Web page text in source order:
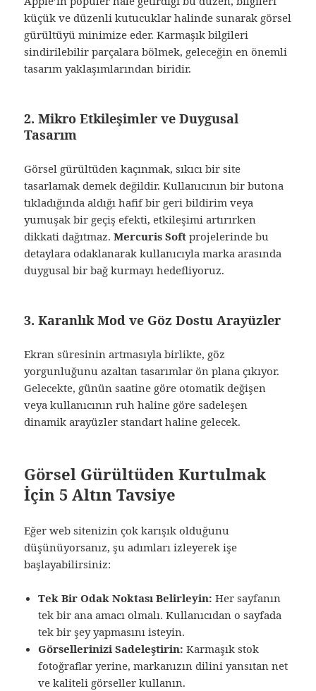
küçük ve düzenli kutucuklar halinde sunarak görsel
gürültüyü minimize eder. Karmaşık bilgileri
sindirilebilir parçalara bölmek, geleceğin en önemli
tasarım yaklaşımlarından biridir.
2. Mikro Etkileşimler ve Duygusal
Tasarım
Görsel gürültüden kaçınmak, sıkıcı bir site
tasarlamak demek değildir. Kullanıcının bir butona
tıkladığında aldığı hafif bir geri bildirim veya
yumuşak bir geçiş efekti, etkileşimi artırırken
dikkati dağıtmaz.Mercuris Soft projelerinde bu
detaylara odaklanarak kullanıcıyla marka arasında
duygusal bir bağ kurmayı hedefliyoruz.
3. Karanlık Mod ve Göz Dostu Arayüzler
Ekran süresinin artmasıyla birlikte, göz
yorgunluğunu azaltan tasarımlar ön plana çıkıyor.
Gelecekte, günün saatine göre otomatik değişen
veya kullanıcının ruh haline göre sadeleşen
dinamik arayüzler standart haline gelecek.
Görsel Gürültüden Kurtulmak
İçin 5 Altın Tavsiye
Eğer web sitenizin çok karışık olduğunu
düşünüyorsanız, şu adımları izleyerek işe
başlayabilirsiniz:
Tek Bir Odak Noktası Belirleyin: Her sayfanın
tek bir ana amacı olmalı. Kullanıcıdan o sayfada
tek bir şey yapmasını isteyin.
Görsellerinizi Sadeleştirin: Karmaşık stok
fotoğraflar yerine, markanızın dilini yansıtan net
ve kaliteli görseller kullanın.